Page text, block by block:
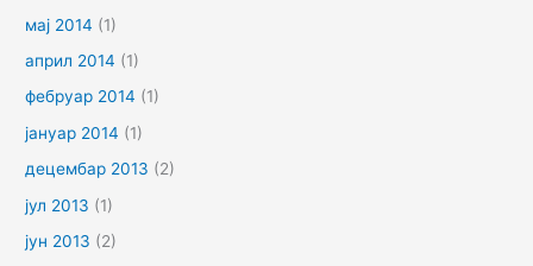
мај 2014 (1)
април 2014 (1)
фебруар 2014 (1)
јануар 2014 (1)
децембар 2013 (2)
јул 2013 (1)
јун 2013 (2)